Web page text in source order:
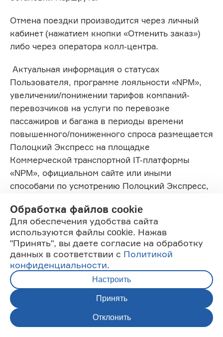
Отмена поездки производится через личный
кабинет (нажатием кнопки «Отменить заказ»)
либо через оператора колл-центра.
Актуальная информация о статусах
Пользователя, программе лояльности «NPM»,
увеличении/понижении тарифов компаний-
перевозчиков на услуги по перевозке
пассажиров и багажа в периоды времени
повышенного/пониженного спроса размещается
Полоцкий Экспресс на площадке
Коммерческой транспортной IT-платформы
«NPM», официальном сайте или иными
способами по усмотрению Полоцкий Экспресс,
информационного сообщения на номер
мобильного телефона.
Все существующие на данный момент функции
Коммерческой транспортной IT-платформы
«NPM», а также любое развитие их и/или
добавление новых является предметом
условий настоящего Соглашения. В
зависимости от обстоятельств некоторые
функции программы лояльности «NPM» для
приложение
Обработка файлов cookie
Для обеспечения удобства сайта
используются файлы cookie. Нажав
"Принять", вы даете согласие на обработку
данных в соответствии с Политикой
конфиденциальности.
Настроить
Принять
Отклонить